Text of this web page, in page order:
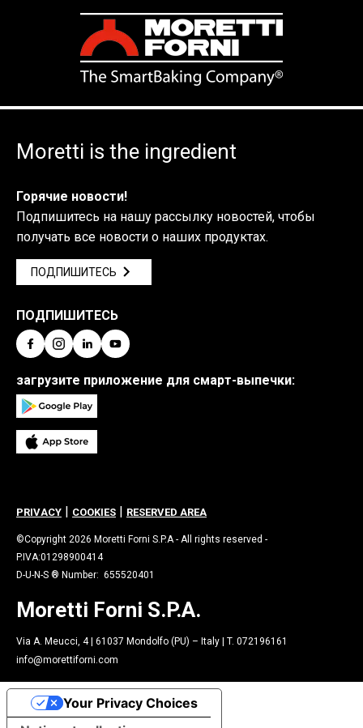
Moretti is the ingredient
Горячие новости!
Подпишитесь на нашу рассылку новостей, чтобы
получать все новости о наших продуктах.
ПОДПИШИТЕСЬ
ПОДПИШИТЕСЬ
загрузите приложение для смарт-выпечки:
PRIVACY | COOKIES | RESERVED AREA
©Copyright 2026 Moretti Forni S.P.A - All rights reserved -
P.IVA:01298900414
D-U-N-S ® Number: 655520401
Moretti Forni S.P.A.
Via A. Meucci, 4 | 61037 Mondolfo (PU) – Italy | T. 072196161
info@morettiforni.com
Your Privacy Choices